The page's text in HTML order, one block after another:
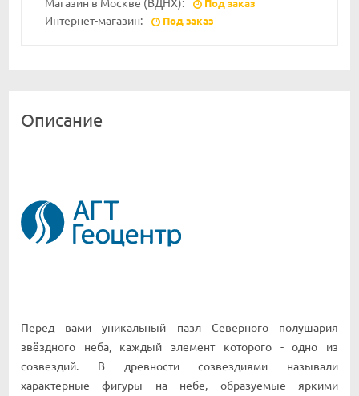
Под заказ
Интернет-магазин: Под заказ
Описание
Перед вами уникальный пазл Северного полушария
звёздного неба, каждый элемент которого - одно из
созвездий. В древности созвездиями называли
характерные фигуры на небе, образуемые яркими